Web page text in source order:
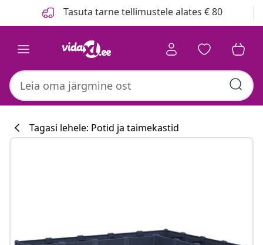
Tasuta tarne tellimustele alates € 80
Tagasi lehele: Potid ja taimekastid